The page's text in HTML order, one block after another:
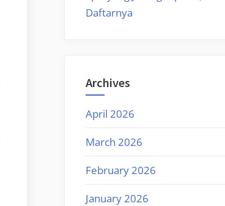
Daftarnya
Archives
April 2026
March 2026
February 2026
January 2026